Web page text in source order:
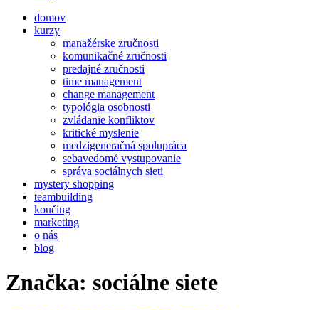
domov
kurzy
manažérske zručnosti
komunikačné zručnosti
predajné zručnosti
time management
change management
typológia osobnosti
zvládanie konfliktov
kritické myslenie
medzigeneračná spolupráca
sebavedomé vystupovanie
správa sociálnych sieti
mystery shopping
teambuilding
koučing
marketing
o nás
blog
Značka: sociálne siete